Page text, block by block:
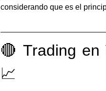
considerando que es el
🔴 Trading en
📈